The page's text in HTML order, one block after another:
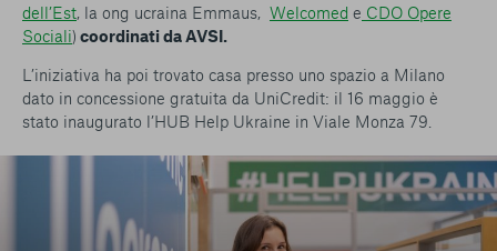
dell’Est, la ong ucraina Emmaus, Welcomed e CDO Opere
Sociali) coordinati da AVSI.
L’iniziativa ha poi trovato casa presso uno spazio a Milano
dato in concessione gratuita da UniCredit: il 16 maggio è
stato inaugurato l’HUB Help Ukraine in Viale Monza 79.